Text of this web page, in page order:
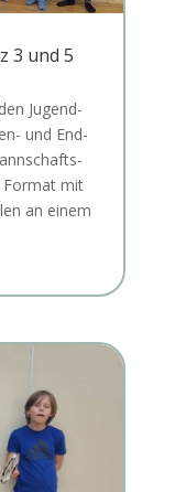
3 und 5
Jugend­
und End­
For­mat mit
an einem